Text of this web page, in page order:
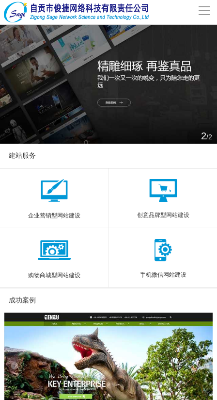
导
网站首页
关于我们
解决方案
新闻动态
2/2
建站服务
企业营销型网站建设 创意品牌型网站建设
购物商城型网站建设 手机微信网站建设
成功案例
More